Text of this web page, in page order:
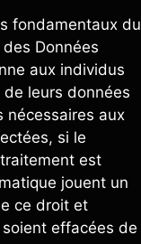
fondamentaux du
Données
aux individus
leurs données
nécessaires aux
si le
est
jouent un
ce droit et
effacées de